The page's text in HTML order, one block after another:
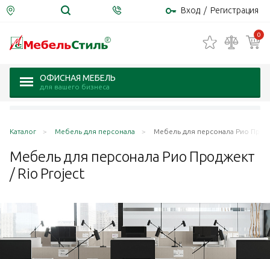
Вход / Регистрация
0
ОФИСНАЯ МЕБЕЛЬ
для вашего бизнеса
Каталог Мебель для персонала Мебель для персонала Рио
Мебель для персонала Рио Проджект
/ Rio Project